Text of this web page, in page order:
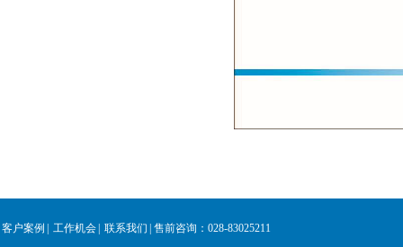
客户案例 工作机会 联系我们 售前咨询：028-83025211